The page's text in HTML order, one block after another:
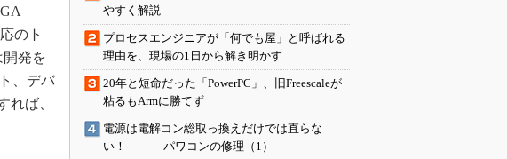
のト
発を
、デバ
れば、
やすく解説
プロセスエンジニアが「何でも屋」と呼ばれる
理由を、現場の1日から解き明かす
20年と短命だった「PowerPC」、旧Freescaleが
粘るもArmに勝てず
電源は電解コン総取っ換えだけでは直らな
い！ ―― パワコンの修理（1）